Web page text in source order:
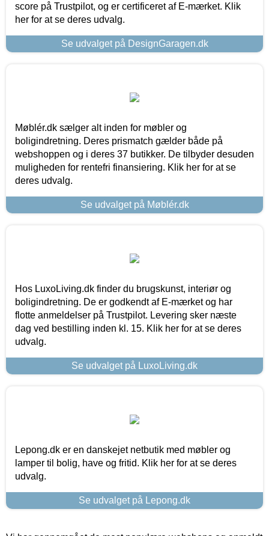
score på Trustpilot, og er certificeret af E-mærket. Klik
her for at se deres udvalg.
Se udvalget på DesignGaragen.dk
Møblér.dk sælger alt inden for møbler og
boligindretning. Deres prismatch gælder både på
webshoppen og i deres 37 butikker. De tilbyder desuden
muligheden for rentefri finansiering. Klik her for at se
deres udvalg.
Se udvalget på Møblér.dk
Hos LuxoLiving.dk finder du brugskunst, interiør og
boligindretning. De er godkendt af E-mærket og har
flotte anmeldelser på Trustpilot. Levering sker næste
dag ved bestilling inden kl. 15. Klik her for at se deres
udvalg.
Se udvalget på LuxoLiving.dk
Lepong.dk er en danskejet netbutik med møbler og
lamper til bolig, have og fritid. Klik her for at se deres
udvalg.
Se udvalget på Lepong.dk